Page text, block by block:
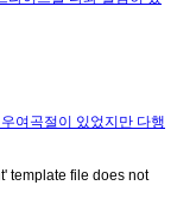
여곡절이 있었지만 다행
template file does not